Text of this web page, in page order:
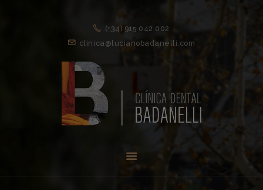
(+34) 915 042 002
clinica@lucianobadanelli.com